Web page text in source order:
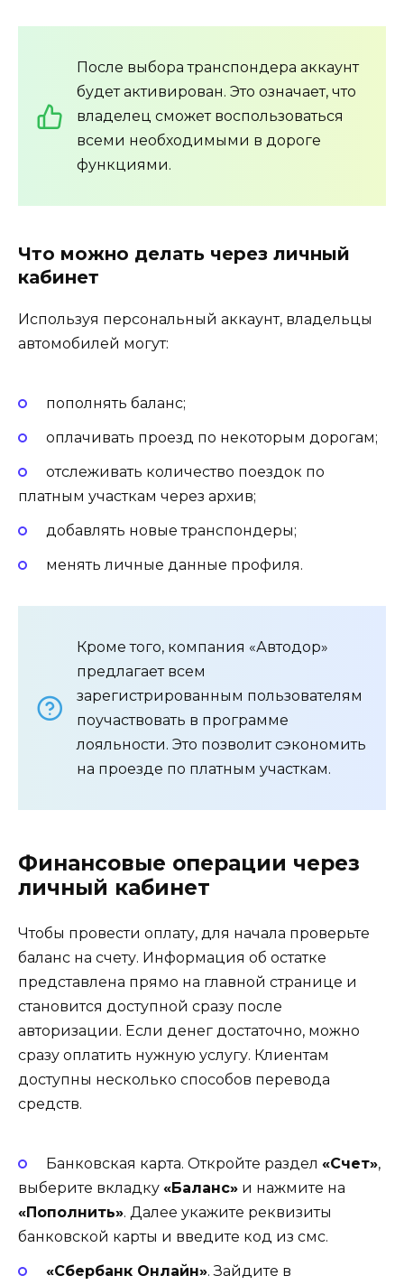
После выбора транспондера аккаунт
будет активирован. Это означает, что
владелец сможет воспользоваться
всеми необходимыми в дороге
функциями.
Что можно делать через личный
кабинет
Используя персональный аккаунт, владельцы
автомобилей могут:
пополнять баланс;
оплачивать проезд по некоторым дорогам;
отслеживать количество поездок по
платным участкам через архив;
добавлять новые транспондеры;
менять личные данные профиля.
Кроме того, компания «Автодор»
предлагает всем
зарегистрированным пользователям
поучаствовать в программе
лояльности. Это позволит сэкономить
на проезде по платным участкам.
Финансовые операции через
личный кабинет
Чтобы провести оплату, для начала проверьте
баланс на счету. Информация об остатке
представлена прямо на главной странице и
становится доступной сразу после
авторизации. Если денег достаточно, можно
сразу оплатить нужную услугу. Клиентам
доступны несколько способов перевода
средств.
Банковская карта. Откройте раздел «Счет»,
выберите вкладку «Баланс» и нажмите на
«Пополнить». Далее укажите реквизиты
банковской карты и введите код из смс.
«Сбербанк Онлайн». Зайдите в